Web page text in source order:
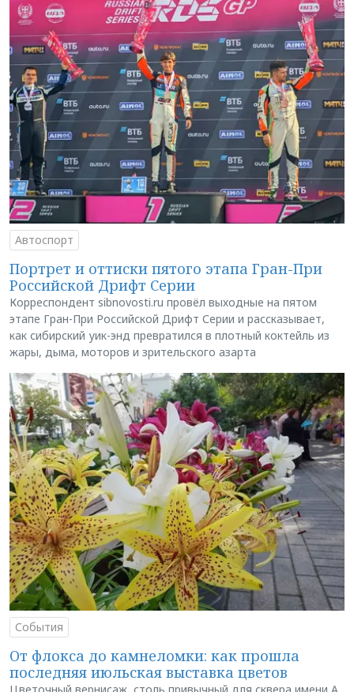
Автоспорт
Портрет и оттиски пятого этапа Гран-При
Российской Дрифт Серии
Корреспондент sibnovosti.ru провёл выходные на пятом
этапе Гран-При Российской Дрифт Серии и рассказывает,
как сибирский уик-энд превратился в плотный коктейль из
жары, дыма, моторов и зрительского азарта
События
От флокса до камнеломки: как прошла
последняя июльская выставка цветов